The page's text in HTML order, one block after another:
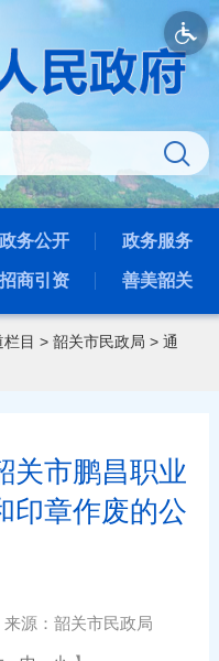
政务公开 政务服务
招商引资 善美韶关
目 > 韶关市民政局 > 通
关市鹏昌职业
印章作废的公
来源： 韶关市民政局